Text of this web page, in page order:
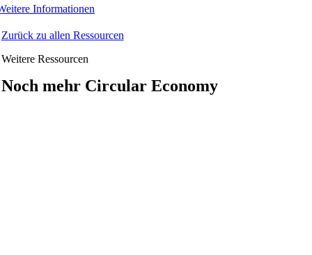
Informationen
Zurück zu allen Ressourcen
Weitere Ressourcen
Noch mehr Circular Economy